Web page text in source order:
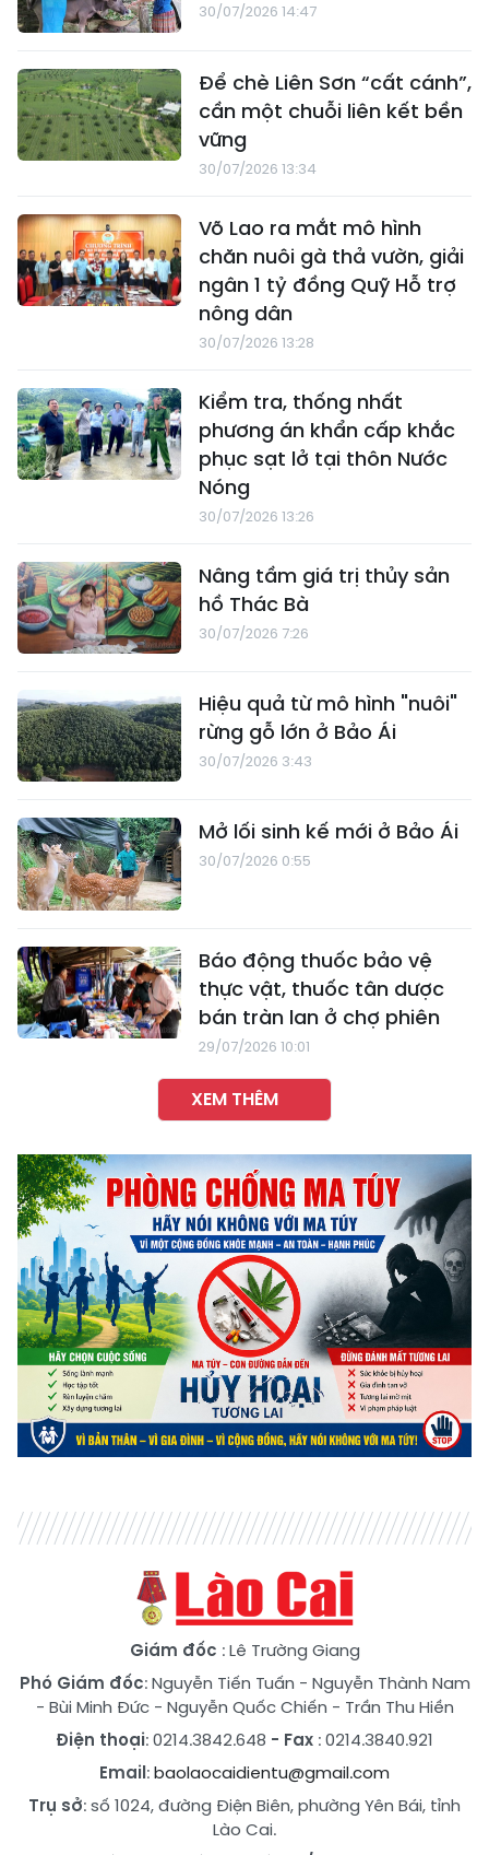
30/07/2026 14:47
Để chè Liên Sơn “cất cánh”,
cần một chuỗi liên kết bền
vững
30/07/2026 13:34
Võ Lao ra mắt mô hình
chăn nuôi gà thả vườn, giải
ngân 1 tỷ đồng Quỹ Hỗ trợ
nông dân
30/07/2026 13:28
Kiểm tra, thống nhất
phương án khẩn cấp khắc
phục sạt lở tại thôn Nước
Nóng
30/07/2026 13:26
Nâng tầm giá trị thủy sản
hồ Thác Bà
30/07/2026 7:26
Hiệu quả từ mô hình "nuôi"
rừng gỗ lớn ở Bảo Ái
30/07/2026 3:43
Mở lối sinh kế mới ở Bảo Ái
30/07/2026 0:55
Báo động thuốc bảo vệ
thực vật, thuốc tân dược
bán tràn lan ở chợ phiên
29/07/2026 10:01
XEM THÊM
Giám đốc : Lê Trường Giang
Phó Giám đốc:Nguyễn Tiến Tuấn - Nguyễn Thành Nam
- Bùi Minh Đức- Nguyễn Quốc Chiến - Trần Thu Hiền
Điện thoại: 0214.3842.648 - Fax : 0214.3840.921
Email:baolaocaidientu@gmail.com
Trụ sở: số 1024, đường Điện Biên, phường Yên Bái, tỉnh
Lào Cai.